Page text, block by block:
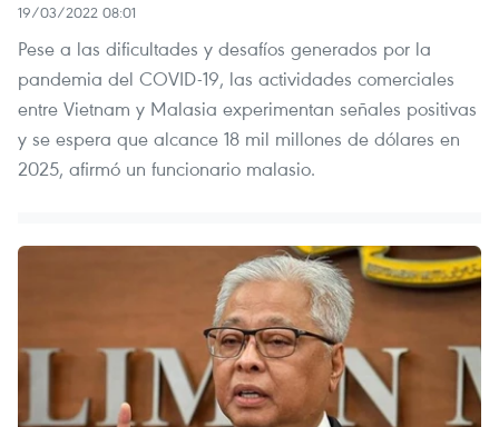
19/03/2022 08:01
Pese a las dificultades y desafíos generados por la
pandemia del COVID-19, las actividades comerciales
entre Vietnam y Malasia experimentan señales positivas
y se espera que alcance 18 mil millones de dólares en
2025, afirmó un funcionario malasio.